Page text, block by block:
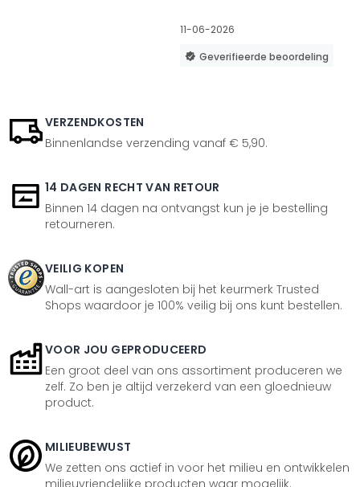
11-06-2026
Geverifieerde beoordeling
VERZENDKOSTEN
Binnenlandse verzending vanaf € 5,90.
14 DAGEN RECHT VAN RETOUR
Binnen 14 dagen na ontvangst kun je je bestelling
retourneren.
VEILIG KOPEN
Wall-art is aangesloten bij het keurmerk Trusted
Shops waardoor je 100% veilig bij ons kunt bestellen.
VOOR JOU GEPRODUCEERD
Een groot deel van ons assortiment produceren we
zelf. Zo ben je altijd verzekerd van een gloednieuw
product.
MILIEUBEWUST
We zetten ons actief in voor het milieu en ontwikkelen
milieuvriendelijke producten waar mogelijk.